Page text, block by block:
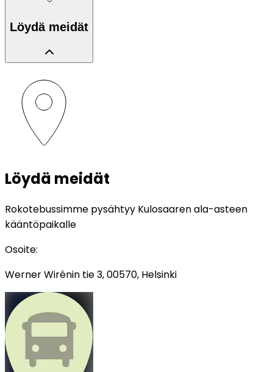
Löydä meidät
Löydä meidät
Rokotebussimme pysähtyy Kulosaaren ala-asteen
kääntöpaikalle
Osoite:
Werner Wirénin tie 3, 00570, Helsinki